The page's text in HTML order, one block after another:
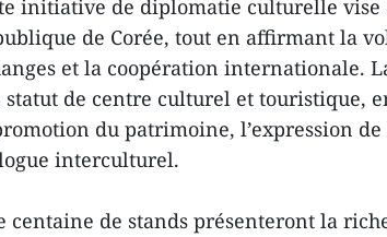
initiative de diplomatie culturelle vise
de Corée, tout en affirmant la
et la coopération internationale.
statut de centre culturel et touristique,
du patrimoine, l’expression
interculturel.
centaine de stands présenteront la